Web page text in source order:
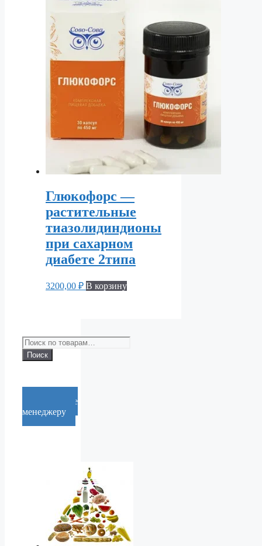
Глюкофорс —
растительные
тиазолидиндионы
при сахарном
диабете 2типа
3200,00 ₽ В корзину
Искать:
Поиск
Cообщение
менеджеру